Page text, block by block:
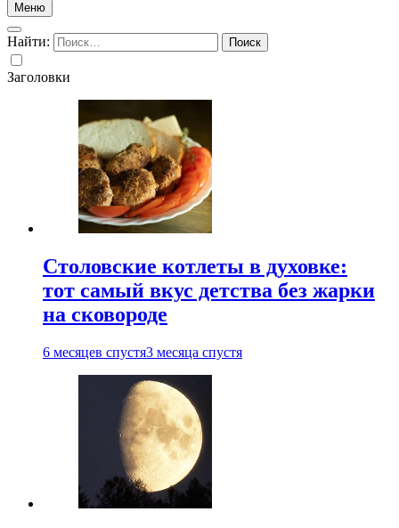
Меню
Найти:
Заголовки
Столовские котлеты в духовке:
тот самый вкус детства без жарки
на сковороде
6 месяцев спустя3 месяца спустя